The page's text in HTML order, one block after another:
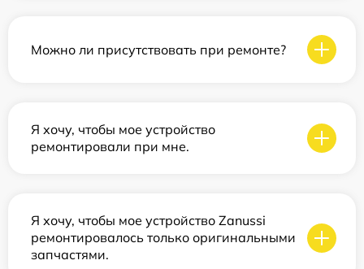
Можно ли присутствовать при ремонте?
Я хочу, чтобы мое устройство
ремонтировали при мне.
Я хочу, чтобы мое устройство Zanussi
ремонтировалось только оригинальными
запчастями.